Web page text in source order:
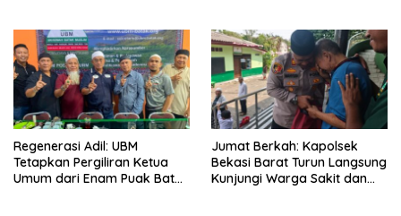
Regenerasi Adil: UBM
Tetapkan Pergiliran Ketua
Umum dari Enam Puak Batak
Jumat Berkah: Kapolsek
Bekasi Barat Turun Langsung
Kunjungi Warga Sakit dan